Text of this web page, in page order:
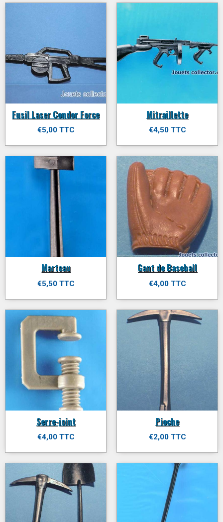
Fusil Laser Condor Force
€5,00 TTC
Mitraillette
€4,50 TTC
Marteau
€5,50 TTC
Gant de Baseball
€4,00 TTC
Serre-joint
€4,00 TTC
Pioche
€2,00 TTC